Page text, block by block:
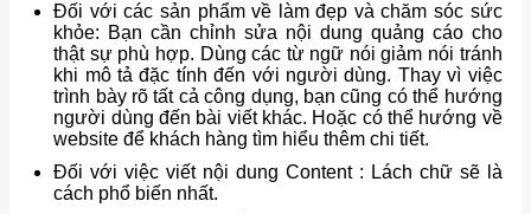
Đối với các sản phẩm về làm đẹp và chăm sóc sức
khỏe: Bạn cần chỉnh sửa nội dung quảng cáo cho
thật sự phù hợp. Dùng các từ ngữ nói giảm nói tránh
khi mô tả đặc tính đến với người dùng. Thay vì việc
trình bày rõ tất cả công dụng, bạn cũng có thể hướng
người dùng đến bài viết khác. Hoặc có thể hướng về
website để khách hàng tìm hiểu thêm chi tiết.
Đối với việc viết nội dung Content : Lách chữ sẽ là
cách phổ biến nhất.